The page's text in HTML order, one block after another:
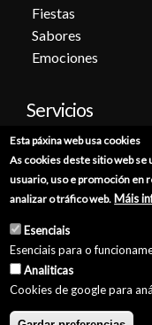
Fiestas
Sabores
Emociones
Servicios
Cita previa
Sede electrónica
Catálogo de
Punto de
Punto Limpio
Esta páxina web usa cookies
As cookies deste sitio web se
usuario, uso e promoción en
analizar o tráfico web. Máis
Esenciais
Esenciais para o
Analiticas
Cookies de google para